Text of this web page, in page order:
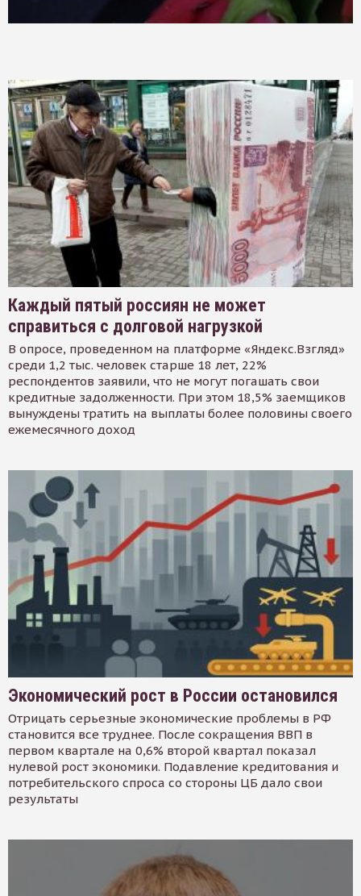
Каждый пятый россиян не может
справиться с долговой нагрузкой
В опросе, проведенном на платформе «Яндекс.Взгляд»
среди 1,2 тыс. человек старше 18 лет, 22%
респондентов заявили, что не могут погашать свои
кредитные задолженности. При этом 18,5% заемщиков
вынуждены тратить на выплаты более половины своего
ежемесячного доход
Экономический рост в России остановился
Отрицать серьезные экономические проблемы в РФ
становится все труднее. После сокращения ВВП в
первом квартале на 0,6% второй квартал показал
нулевой рост экономики. Подавление кредитования и
потребительского спроса со стороны ЦБ дало свои
результаты